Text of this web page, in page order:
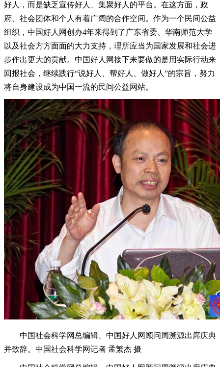
好人，而是缺乏宣传好人、集聚好人的平台。在这方面，政
府、社会团体和个人有着广阔的合作空间。作为一个民间公益
组织，中国好人网创办4年来得到了广东省委、华南师范大学
以及社会方方面面的大力支持，理所应当为国家发展和社会进
步作出更大的贡献。中国好人网接下来要做的是用实际行动来
回报社会，继续践行“说好人、帮好人、做好人”的宗旨，努力
将自身建设成为中国一流的民间公益网站。
中国社会科学网总编辑、中国好人网顾问周溯源出席庆典
并致辞。中国社会科学网记者 孟繁杰 摄